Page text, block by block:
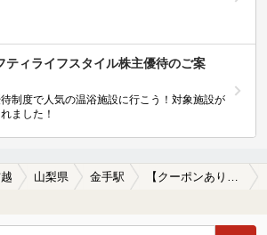
ティライフスタイル株主優待のご案
制度で人気の温浴施設に行こう！対象施設が
ました！
山梨県 金手駅 【クーポンあり】水風呂が楽しめる金手駅近くの温泉、日帰り温泉、スーパー銭湯おすすめ